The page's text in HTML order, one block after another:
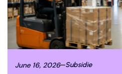
June 16, 2026 Subsidie